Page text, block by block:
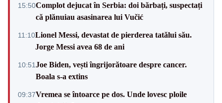
15:50Complot dejucat în Serbia: doi bărbați, suspectați
că plănuiau asasinarea lui Vučić
11:10Lionel Messi, devastat de pierderea tatălui său.
Jorge Messi avea 68 de ani
10:51Joe Biden, vești îngrijorătoare despre cancer.
Boala s-a extins
09:37Vremea se întoarce pe dos. Unde lovesc ploile